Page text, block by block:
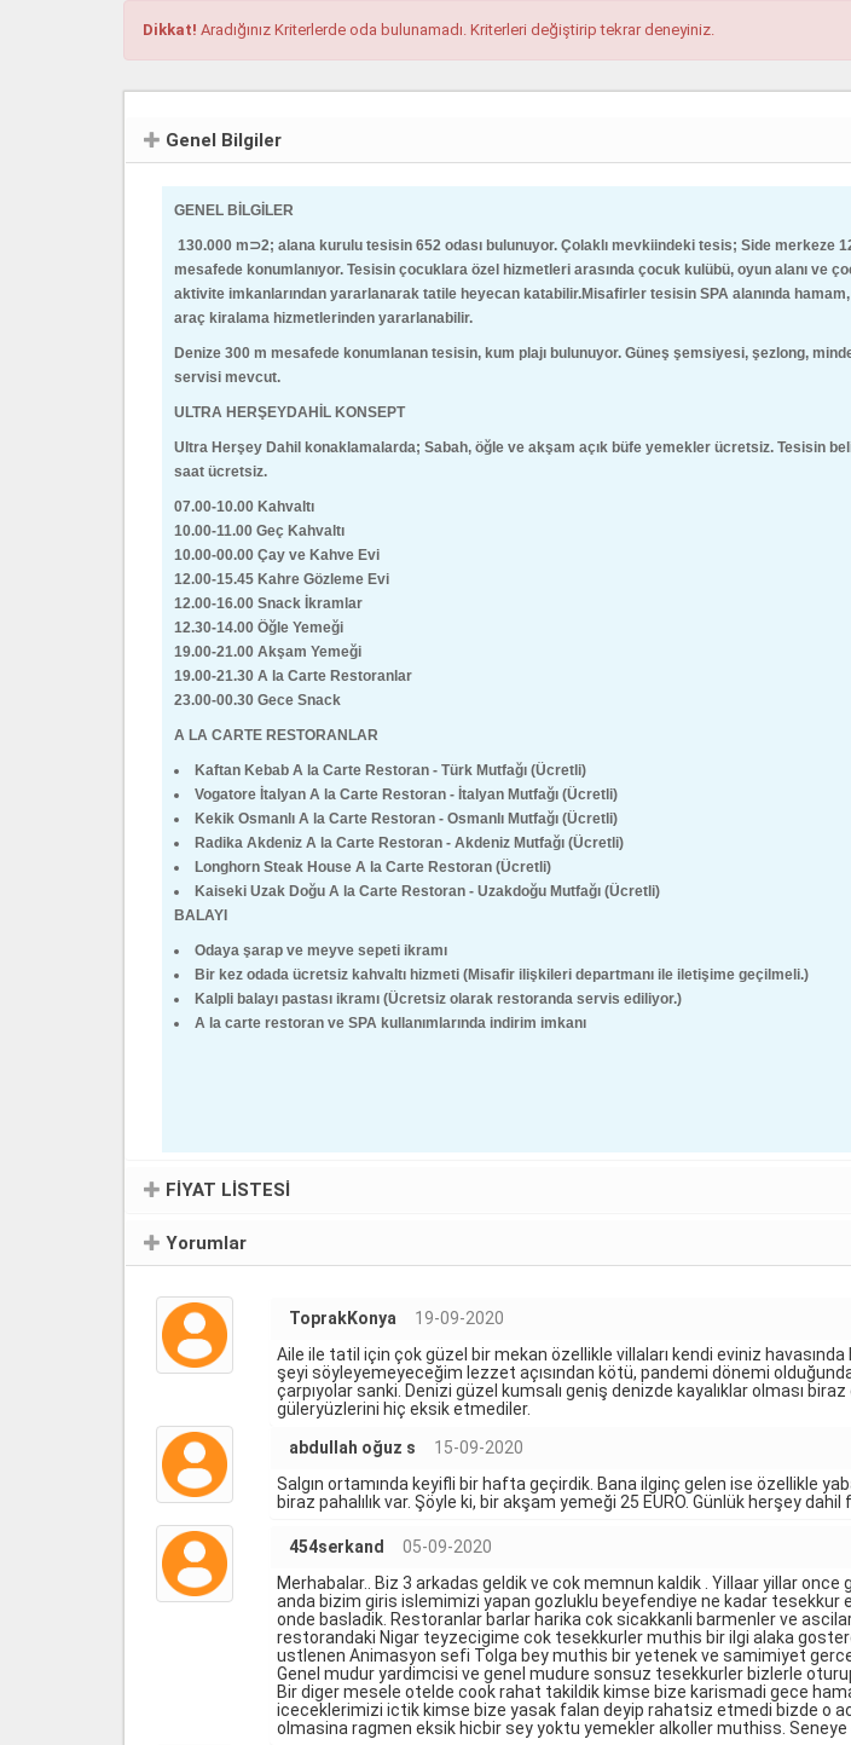
Dikkat! Aradığınız Kriterlerde oda bulunamadı. Kriterleri değiştirip tekrar deneyiniz.
Genel Bilgiler
GENEL BİLGİLER
130.000 m⊃2; alana kurulu tesisin 652 odası bulunuyor. Çolaklı mevkiindeki tesis; Side
mesafede konumlanıyor. Tesisin çocuklara özel hizmetleri arasında çocuk kulübü, oyun alanı ve
aktivite imkanlarından yararlanarak tatile heyecan katabilir.Misafirler tesisin SPA alanında
araç kiralama hizmetlerinden yararlanabilir.
Denize 300 m mesafede konumlanan tesisin, kum plajı bulunuyor. Güneş şemsiyesi, şezlong,
servisi mevcut.
ULTRA HERŞEYDAHİL KONSEPT
Ultra Herşey Dahil konaklamalarda; Sabah, öğle ve akşam açık büfe yemekler ücretsiz. Tesisin
saat ücretsiz.
07.00-10.00 Kahvaltı
10.00-11.00 Geç Kahvaltı
10.00-00.00 Çay ve Kahve Evi
12.00-15.45 Kahre Gözleme Evi
12.00-16.00 Snack İkramlar
12.30-14.00 Öğle Yemeği
19.00-21.00 Akşam Yemeği
19.00-21.30 A la Carte Restoranlar
23.00-00.30 Gece Snack
A LA CARTE RESTORANLAR
Kaftan Kebab A la Carte Restoran - Türk Mutfağı (Ücretli)
Vogatore İtalyan A la Carte Restoran - İtalyan Mutfağı (Ücretli)
Kekik Osmanlı A la Carte Restoran - Osmanlı Mutfağı (Ücretli)
Radika Akdeniz A la Carte Restoran - Akdeniz Mutfağı (Ücretli)
Longhorn Steak House A la Carte Restoran (Ücretli)
Kaiseki Uzak Doğu A la Carte Restoran - Uzakdoğu Mutfağı (Ücretli)
BALAYI
Odaya şarap ve meyve sepeti ikramı
Bir kez odada ücretsiz kahvaltı hizmeti (Misafir ilişkileri departmanı ile iletişime geçilmeli.)
Kalpli balayı pastası ikramı (Ücretsiz olarak restoranda servis ediliyor.)
A la carte restoran ve SPA kullanımlarında indirim imkanı
FİYAT LİSTESİ
Yorumlar
ToprakKonya
19-09-2020
Aile ile tatil için çok güzel bir mekan özellikle villaları kendi eviniz
şeyi söyleyemeyeceğim lezzet açısından kötü, pandemi dönemi
çarpıyolar sanki. Denizi güzel kumsalı geniş denizde kayalıklar olması
güleryüzlerini hiç eksik etmediler.
abdullah oğuz s
15-09-2020
Salgın ortamında keyifli bir hafta geçirdik. Bana ilginç gelen ise özellikle
biraz pahalılık var. Şöyle ki, bir akşam yemeği 25 EURO. Günlük herşey
454serkand
05-09-2020
Merhabalar.. Biz 3 arkadas geldik ve cok memnun kaldik . Yillaar yillar
anda bizim giris islemimizi yapan gozluklu beyefendiye ne kadar
onde basladik. Restoranlar barlar harika cok sicakkanli barmenler ve
restorandaki Nigar teyzecigime cok tesekkurler muthis bir ilgi alaka
ustlenen Animasyon sefi Tolga bey muthis bir yetenek ve samimiyet
Genel mudur yardimcisi ve genel mudure sonsuz tesekkurler bizlerle
Bir diger mesele otelde cook rahat takildik kimse bize karismadi gece
iceceklerimizi ictik kimse bize yasak falan deyip rahatsiz etmedi bizde o
olmasina ragmen eksik hicbir sey yoktu yemekler alkoller muthiss.